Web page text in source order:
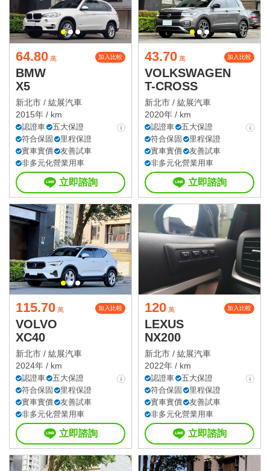
64.80 萬 加入比較
BMW
X5
新北市 / 紘展汽車
2015年 / km
認證車
五大保證
符合保固
里程保證
實車實價
友善試車
非多元化營業用車
立即諮詢
43.70 萬 加入比較
VOLKSWAGEN
T-CROSS
新北市 / 紘展汽車
2020年 / km
認證車
五大保證
符合保固
里程保證
實車實價
友善試車
非多元化營業用車
立即諮詢
115.70 萬 加入比較
VOLVO
XC40
新北市 / 紘展汽車
2024年 / km
認證車
五大保證
符合保固
里程保證
實車實價
友善試車
非多元化營業用車
立即諮詢
120 萬 加入比較
LEXUS
NX200
新北市 / 紘展汽車
2022年 / km
認證車
五大保證
符合保固
里程保證
實車實價
友善試車
非多元化營業用車
立即諮詢